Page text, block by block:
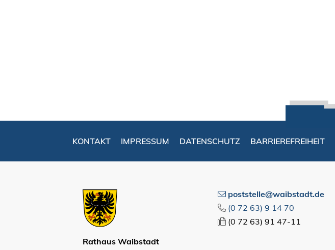
KONTAKT IMPRESSUM DATENSCHUTZ BARRIEREFREIHEIT
Rathaus Waibstadt
poststelle@waibstadt.de
(0 72 63) 9 14 70
(0 72 63) 91 47-11